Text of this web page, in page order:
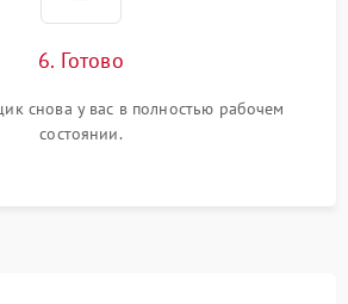
6. Готово
снова у вас в полностью рабочем
состоянии.